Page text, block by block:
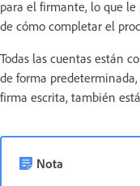
para el firmante, lo que
de cómo completar el
Todas las cuentas están
de forma
firma escrita, también
Nota